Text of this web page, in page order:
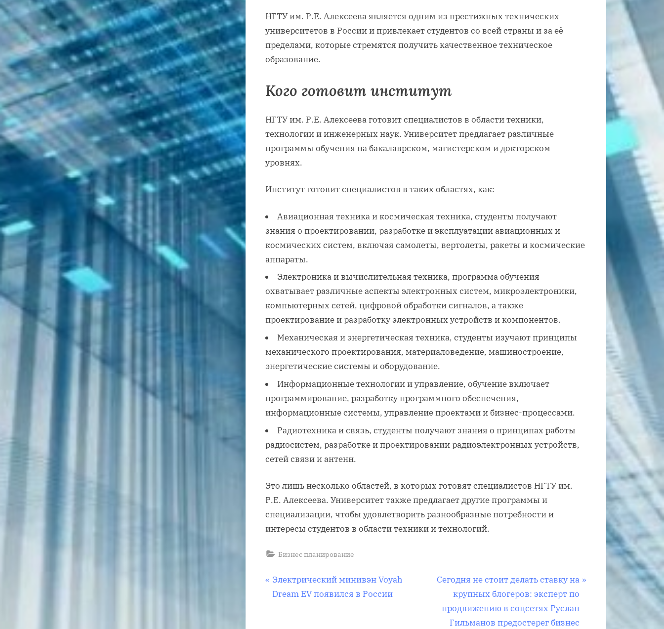
НГТУ им. Р.Е. Алексеева является одним из престижных технических
университетов в России и привлекает студентов со всей страны и за её
пределами, которые стремятся получить качественное техническое
образование.
Кого готовит институт
НГТУ им. Р.Е. Алексеева готовит специалистов в области техники,
технологии и инженерных наук. Университет предлагает различные
программы обучения на бакалаврском, магистерском и докторском
уровнях.
Институт готовит специалистов в таких областях, как:
Авиационная техника и космическая техника, студенты получают
знания о проектировании, разработке и эксплуатации авиационных и
космических систем, включая самолеты, вертолеты, ракеты и космические
аппараты.
Электроника и вычислительная техника, программа обучения
охватывает различные аспекты электронных систем, микроэлектроники,
компьютерных сетей, цифровой обработки сигналов, а также
проектирование и разработку электронных устройств и компонентов.
Механическая и энергетическая техника, студенты изучают принципы
механического проектирования, материаловедение, машиностроение,
энергетические системы и оборудование.
Информационные технологии и управление, обучение включает
программирование, разработку программного обеспечения,
информационные системы, управление проектами и бизнес-процессами.
Радиотехника и связь, студенты получают знания о принципах работы
радиосистем, разработке и проектировании радиоэлектронных устройств,
сетей связи и антенн.
Это лишь несколько областей, в которых готовят специалистов НГТУ им.
Р.Е. Алексеева. Университет также предлагает другие программы и
специализации, чтобы удовлетворить разнообразные потребности и
интересы студентов в области техники и технологий.
Бизнес планирование
Навигация
P
r
Электрический минивэн Voyah
Dream EV появился в России
N
Сегодня не стоит делать ставку на
крупных блогеров: эксперт по
продвижению в соцсетях Руслан
Гильманов предостерег бизнес